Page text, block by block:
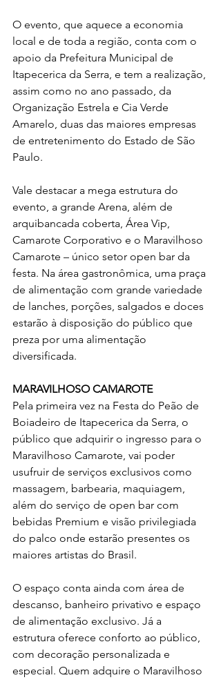
O evento, que aquece a economia
local e de toda a região, conta com o
apoio da Prefeitura Municipal de
Itapecerica da Serra, e tem a realização,
assim como no ano passado, da
Organização Estrela e Cia Verde
Amarelo, duas das maiores empresas
de entretenimento do Estado de São
Paulo.
Vale destacar a mega estrutura do
evento, a grande Arena, além de
arquibancada coberta, Área Vip,
Camarote Corporativo e o Maravilhoso
Camarote – único setor open bar da
festa. Na área gastronômica, uma praça
de alimentação com grande variedade
de lanches, porções, salgados e doces
estarão à disposição do público que
preza por uma alimentação
diversificada.
MARAVILHOSO CAMAROTE
Pela primeira vez na Festa do Peão de
Boiadeiro de Itapecerica da Serra, o
público que adquirir o ingresso para o
Maravilhoso Camarote, vai poder
usufruir de serviços exclusivos como
massagem, barbearia, maquiagem,
além do serviço de open bar com
bebidas Premium e visão privilegiada
do palco onde estarão presentes os
maiores artistas do Brasil.
O espaço conta ainda com área de
descanso, banheiro privativo e espaço
de alimentação exclusivo. Já a
estrutura oferece conforto ao público,
com decoração personalizada e
especial. Quem adquire o Maravilhoso